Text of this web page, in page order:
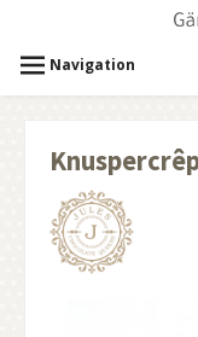
Navigation